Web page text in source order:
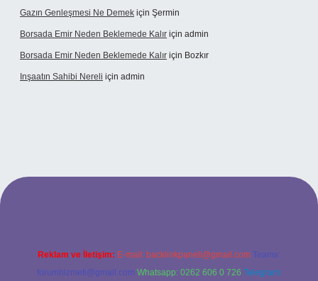
Gazın Genleşmesi Ne Demek için Şermin
Borsada Emir Neden Beklemede Kalır için admin
Borsada Emir Neden Beklemede Kalır için Bozkır
Inşaatın Sahibi Nereli için admin
Reklam ve İletişim: E-mail: backlinkpaneli@gmail.com Teams:
forumhizmeti@gmail.com Whatsapp: 0262 606 0 726 Telegram: